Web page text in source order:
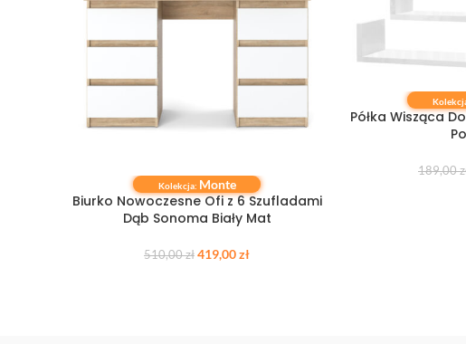
DODAJ DO KOSZYKA
Kolekcja: Monte
Biurko Nowoczesne Ofi z 6 Szufladami
Dąb Sonoma Biały Mat
510,00zł 419,00zł
DODAJ DO KOSZYKA
Półka Wisząca
189,00